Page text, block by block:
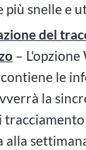
più snelle e
del
– L'opzione
le
la
alla